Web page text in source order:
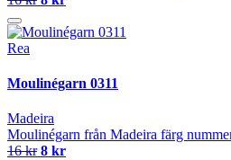
Rea
Moulinégarn 0311
Madeira
Moulinégarn från Madeira färg
16 kr 8 kr